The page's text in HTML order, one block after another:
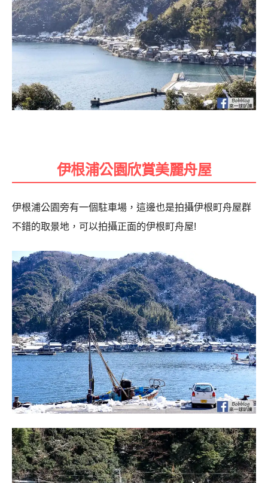
伊根浦公園欣賞美麗舟屋
伊根浦公園旁有一個駐車場，這邊也是拍攝伊根町舟屋群
不錯的取景地，可以拍攝正面的伊根町舟屋!